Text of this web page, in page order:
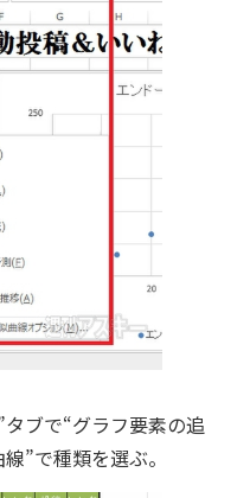
ブで“グラフ要素の追
”で種類を選ぶ。